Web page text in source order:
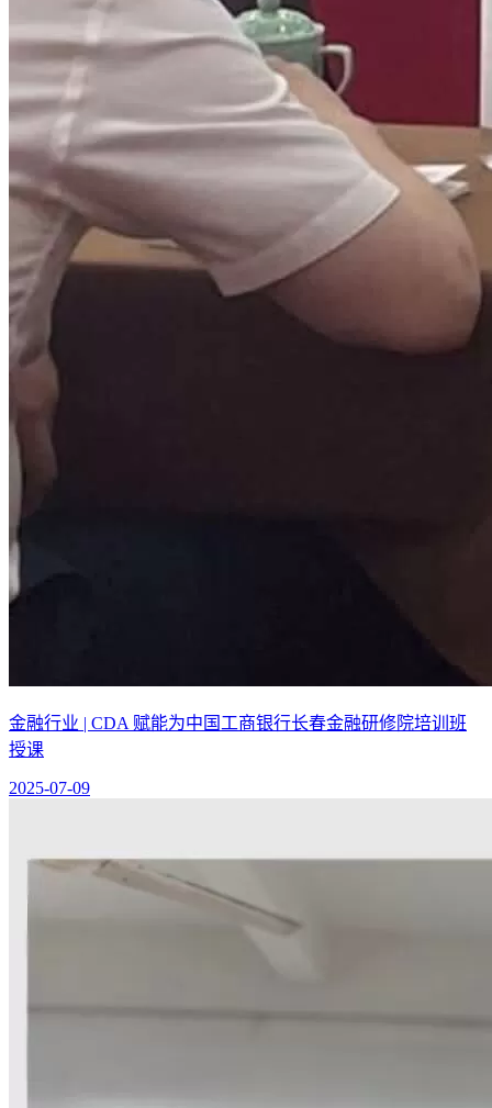
金融行业 | CDA 赋能为中国工商银行长春金融研修院培训班
授课
2025-07-09